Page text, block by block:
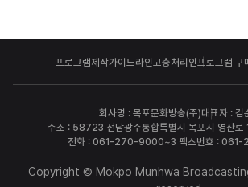
프로그램제작가이드라인 고충처리인 프로그램 구
회사명 : 목포문화방송(주)대표자 : 김
주소 : 58723 전남광주통합특별시 목포시 영산로
전화 : 061-270-9000~3 팩스번호 :
Copyright © Mokpo Munhwa